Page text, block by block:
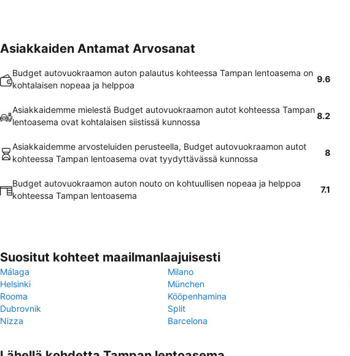
Asiakkaiden Antamat Arvosanat
Budget autovuokraamon auton palautus kohteessa Tampan lentoasema on
kohtalaisen nopeaa ja helppoa
9.6
Asiakkaidemme mielestä Budget autovuokraamon autot kohteessa Tampan
lentoasema ovat kohtalaisen siistissä kunnossa
8.2
Asiakkaidemme arvosteluiden perusteella, Budget autovuokraamon autot
kohteessa Tampan lentoasema ovat tyydyttävässä kunnossa
8
Budget autovuokraamon auton nouto on kohtuullisen nopeaa ja helppoa
kohteessa Tampan lentoasema
7.1
Suositut kohteet maailmanlaajuisesti
Málaga
Milano
Helsinki
München
Rooma
Kööpenhamina
Dubrovnik
Split
Nizza
Barcelona